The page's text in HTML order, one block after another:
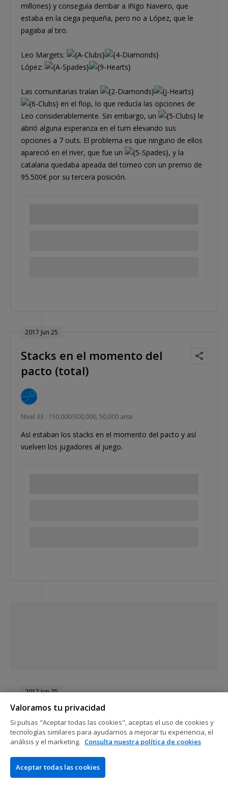
millones) y conseguía derribar a Iñigo Naveiro, que
estaba en la ciega pequeña, pero no a López, que le
pagaba al tiro.
Leo Margets:
López:
Las comunitarias traían
en el flop, lo que reducía las opciones de
Leo considerablemente. Sin embargo, un
le
abrió alguna esperanza en el turn elevando sus
opciones a 7 outs. El problema es que ninguno de ellos
apareció en el river, que fue un
, y la
catalana quedaba apeada del torneo con un premio de
95.500€ por su tercera posición.
2017 Jun 25
Stacks en el momento del
pacto (total)
Nivel 33 : 150,000/300,000, 50,000 ante
Así estaban los stacks en el momento del pacto y así
vuelven los jugadores al juego.
2017 Jun 25
Habemus pacto a tres bandas
Nivel 33 : 150,000/300,000, 50,000 ante
Tras un rato negociando las cifras del pacto, los tres
Valoramos tu privacidad
Si pulsas "Aceptar todas las cookies", aceptas el uso de cookies y
tecnologías similares para ayudarnos a mejorar tu experiencia, el
análisis y el marketing. Consulta nuestra política de cookies
Aceptar todas las cookies